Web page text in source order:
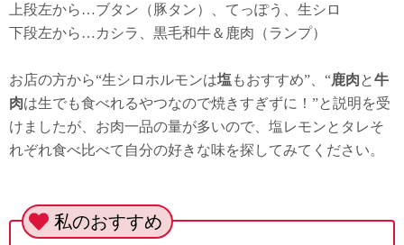
上段左から…ブタン（豚タン）、てっぽう、生シロ
下段左から…カシラ、黒毛和牛＆鹿肉（ランプ）
お店の方から“生シロホルモンは塩 もおすすめ”、“鹿肉と牛
肉は生でも食べれるやつなので焼きすぎずに！”と説明を受
けましたが、お肉一品の量が多いので、塩レモンとタレそ
れぞれ食べ比べて自分の好きな味を探してみてください。
私のおすすめ